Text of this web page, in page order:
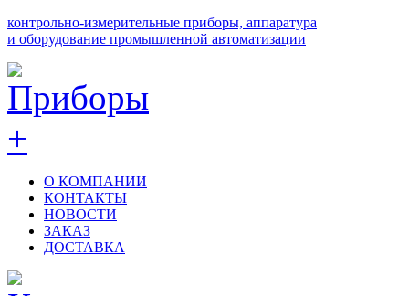
контрольно-измерительные приборы, аппаратура
и оборудование промышленной автоматизации
О КОМПАНИИ
КОНТАКТЫ
НОВОСТИ
ЗАКАЗ
ДОСТАВКА